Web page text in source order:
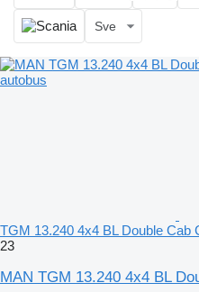
Sve
TGM 13.240 4x4 BL Double Cab
23
MAN TGM 13.240 4x4 BL